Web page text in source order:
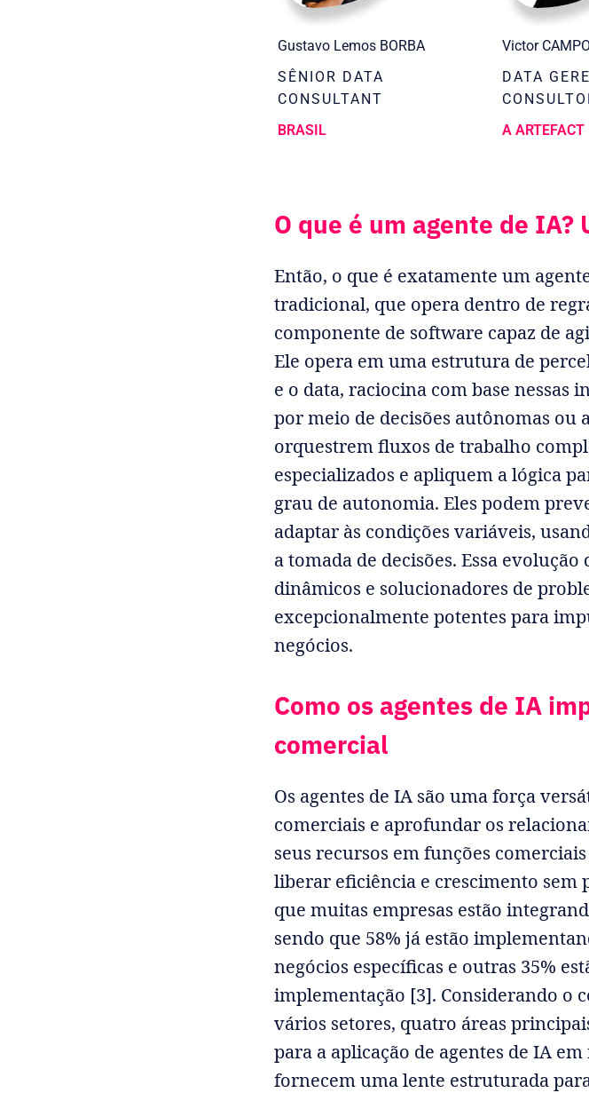
Gustavo Lemos BORBA
SÊNIOR DATA
CONSULTANT
BRASIL
Victor
DATA
A ARTEFACT
O que é um agente de IA?
Então, o que é exatamente um
tradicional, que opera dentro de
componente de software capaz de
Ele opera em uma estrutura de
e o data, raciocina com base nessas
por meio de decisões autônomas ou
orquestrem fluxos de trabalho
especializados e apliquem a lógica
grau de autonomia. Eles podem
adaptar às condições variáveis,
a tomada de decisões. Essa
dinâmicos e solucionadores de
excepcionalmente potentes para
negócios.
Como os agentes de IA
comercial
Os agentes de IA são uma força
comerciais e aprofundar os
seus recursos em funções
liberar eficiência e crescimento sem
que muitas empresas estão
sendo que 58% já estão
negócios específicas e outras 35%
implementação [3]. Considerando o
vários setores, quatro áreas
para a aplicação de agentes de IA
fornecem uma lente estruturada